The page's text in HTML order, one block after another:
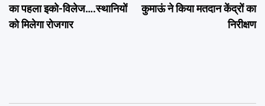
का पहला इको-विलेज….स्थानियों
को मिलेगा रोजगार
कुमाऊं ने किया मतदान केंद्रों का
निरीक्षण